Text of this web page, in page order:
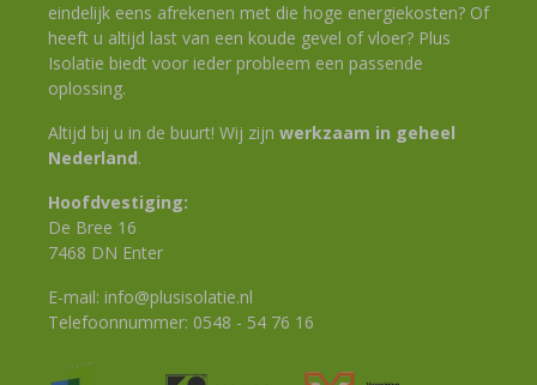
eindelijk eens afrekenen met die hoge energiekosten? Of
heeft u altijd last van een koude gevel of vloer? Plus
Isolatie biedt voor ieder probleem een passende
oplossing.
Altijd bij u in de buurt! Wij zijn werkzaam in geheel
Nederland.
Hoofdvestiging:
De Bree 16
7468 DN Enter
E-mail: info@plusisolatie.nl
Telefoonnummer: 0548 - 54 76 16